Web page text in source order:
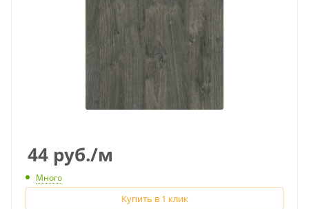
44 руб./м
Много
Купить в 1 клик